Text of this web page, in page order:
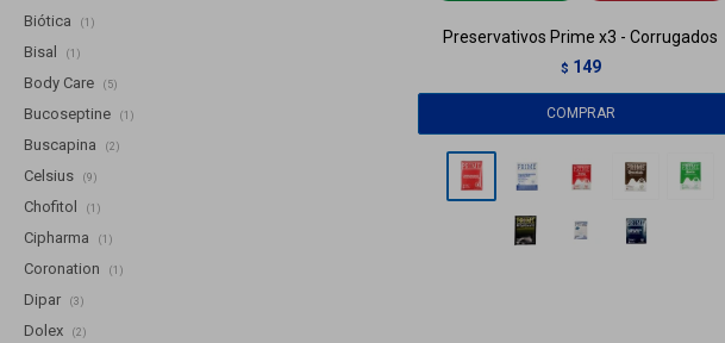
Preservativos Prime x3 - Corrugados
$ 149
Biótica (1)
Bisal (1)
Body Care (5)
Bucoseptine (1)
Buscapina (2)
Celsius (9)
Chofitol (1)
Cipharma (1)
Coronation (1)
Dipar (3)
Dolex (2)